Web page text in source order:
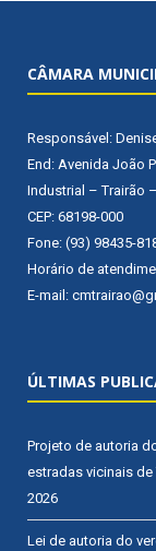
CÂMARA
Responsável:
End: Avenida João
Industrial – Trairão
CEP: 68198-000
Fone: (93) 98435-
Horário de
E-mail:
ÚLTIMAS
Projeto de autoria
estradas vicinais
2026
Lei de autoria do